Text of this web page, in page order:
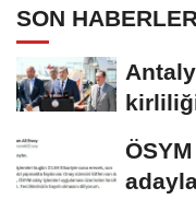
SON HABERLER